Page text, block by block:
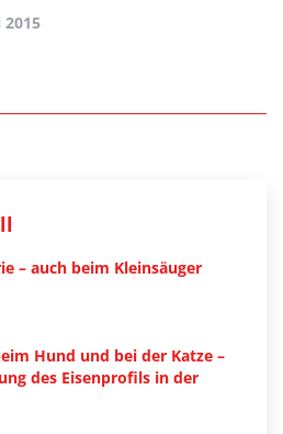
2015
– auch beim Kleinsäuger
Hund und bei der Katze –
des Eisenprofils in der